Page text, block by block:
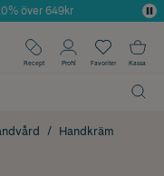
över 649kr
Recept Profil Favoriter Kassa
Handkräm